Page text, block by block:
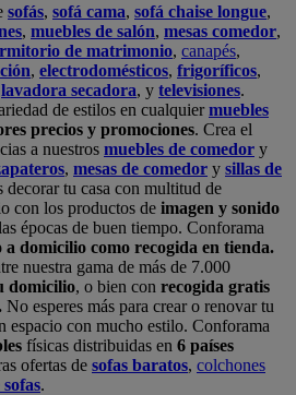
sofás, sofá cama, sofá chaise longue,
, muebles de salón, mesas comedor,
de matrimonio, canapés,
, electrodomésticos, frigoríficos,
lavadora secadora, y televisiones.
de estilos en cualquiermuebles
precios y promociones. Crea el
a nuestros muebles de comedor y
, mesas de comedor y sillas de
decorar tu casa con multitud de
con los productos de imagen y sonido
épocas de buen tiempo. Conforama
a domicilio como recogida en tienda.
nuestra gama de más de 7.000
domicilio, o bien con recogida gratis
No esperes más para crear o renovar tu
espacio con mucho estilo. Conforama
físicas distribuidas en 6 países
ofertas de sofas baratos, colchones
.